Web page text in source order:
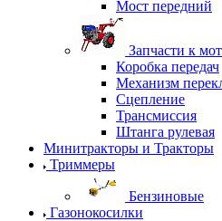
Мост передний
Запчасти к
Коробка передач
Механизм
Сцепление
Трансмиссия
Штанга рулевая
Минитракторы и Тракторы
Триммеры
Бензиновые
Газонокосилки